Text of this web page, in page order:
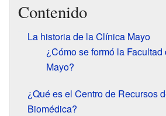
Contenido
La historia de la Clínica Mayo
¿Cómo se formó la
Mayo?
¿Qué es el Centro de Recursos
Biomédica?